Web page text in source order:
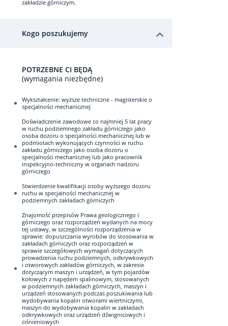
zakładzie górniczym.
Kogo poszukujemy
POTRZEBNE CI BĘDĄ
(wymagania niezbędne)
Wykształcenie: wyższe techniczne - magisterskie o
specjalności mechanicznej
Doświadczenie zawodowe co najmniej 5 lat pracy
w ruchu podziemnego zakładu górniczego jako
osoba dozoru o specjalności mechanicznej lub w
podmiotach wykonujących czynności w ruchu
zakładu górniczego jako osoba dozoru o
specjalności mechanicznej lub jako pracownik
inspekcyjno-techniczny w organach nadzoru
górniczego
Stwierdzenie kwalifikacji osoby wyższego dozoru
ruchu w specjalności mechanicznej w
podziemnych zakładach górniczych
Znajomość przepisów Prawa geologicznego i
górniczego oraz rozporządzeń wydanych na mocy
tej ustawy, w szczególności rozporządzenia w
sprawie: dopuszczania wyrobów do stosowania w
zakładach górniczych oraz rozporządzeń w
sprawie szczegółowych wymagań dotyczących
prowadzenia ruchu podziemnych, odkrywkowych
i otworowych zakładów górniczych, w zakresie
dotyczącym maszyn i urządzeń, w tym pojazdów
kołowych z napędem spalinowym, stosowanych
w podziemnych zakładach górniczych, maszyn i
urządzeń stosowanych podczas poszukiwania lub
wydobywania kopalin otworami wiertniczymi,
maszyn do wydobywania kopalin w zakładach
odkrywkowych oraz urządzeń dźwignicowych i
ciśnieniowych